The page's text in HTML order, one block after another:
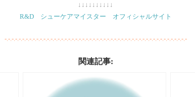
↓↓↓↓↓↓↓↓↓↓
R&D シューケアマイスター オフィシャルサイト
-.-.-.-.-.-.-.-.-.-.-.-.-.-.-.-.-.-.-.-.-.-.-.-.-.-.-.-.-.-.-.-.-.-.-.-.-.-.-.-.-.-.-.-.-.-.-.-.-.-.-.-
関連記事: